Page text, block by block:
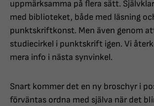
uppmärksamma på flera sätt.
med biblioteket, både med läsning
punktskriftkonst. Men även genom
studiecirkel i punktskrift igen. Vi
mera info i nästa synvinkel.
Snart kommer det en ny broschyr i
förväntas ordna med själva när det